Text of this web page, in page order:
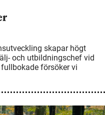
skapar högt
och utbildningschef vid
försöker vi